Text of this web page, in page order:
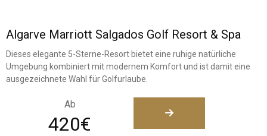
Algarve Marriott Salgados Golf Resort & Spa
Dieses elegante 5-Sterne-Resort bietet eine ruhige natürliche
Umgebung kombiniert mit modernem Komfort und ist damit eine
ausgezeichnete Wahl für Golfurlaube.
Ab
420€